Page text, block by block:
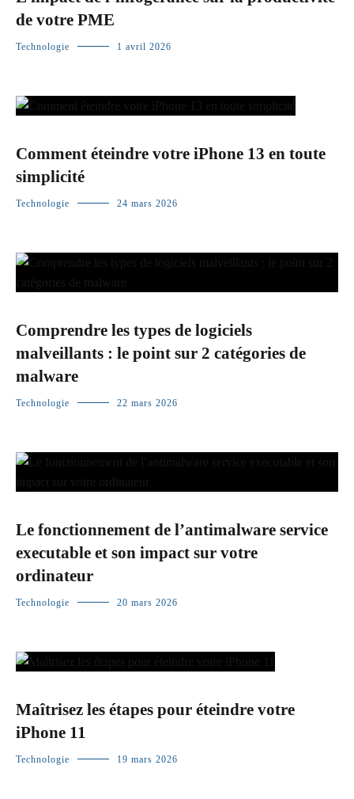
de votre PME
Technologie 1 avril 2026
Comment éteindre votre iPhone 13 en toute
simplicité
Technologie 24 mars 2026
Comprendre les types de logiciels
malveillants : le point sur 2 catégories de
malware
Technologie 22 mars 2026
Le fonctionnement de l’antimalware service
executable et son impact sur votre
ordinateur
Technologie 20 mars 2026
Maîtrisez les étapes pour éteindre votre
iPhone 11
Technologie 19 mars 2026